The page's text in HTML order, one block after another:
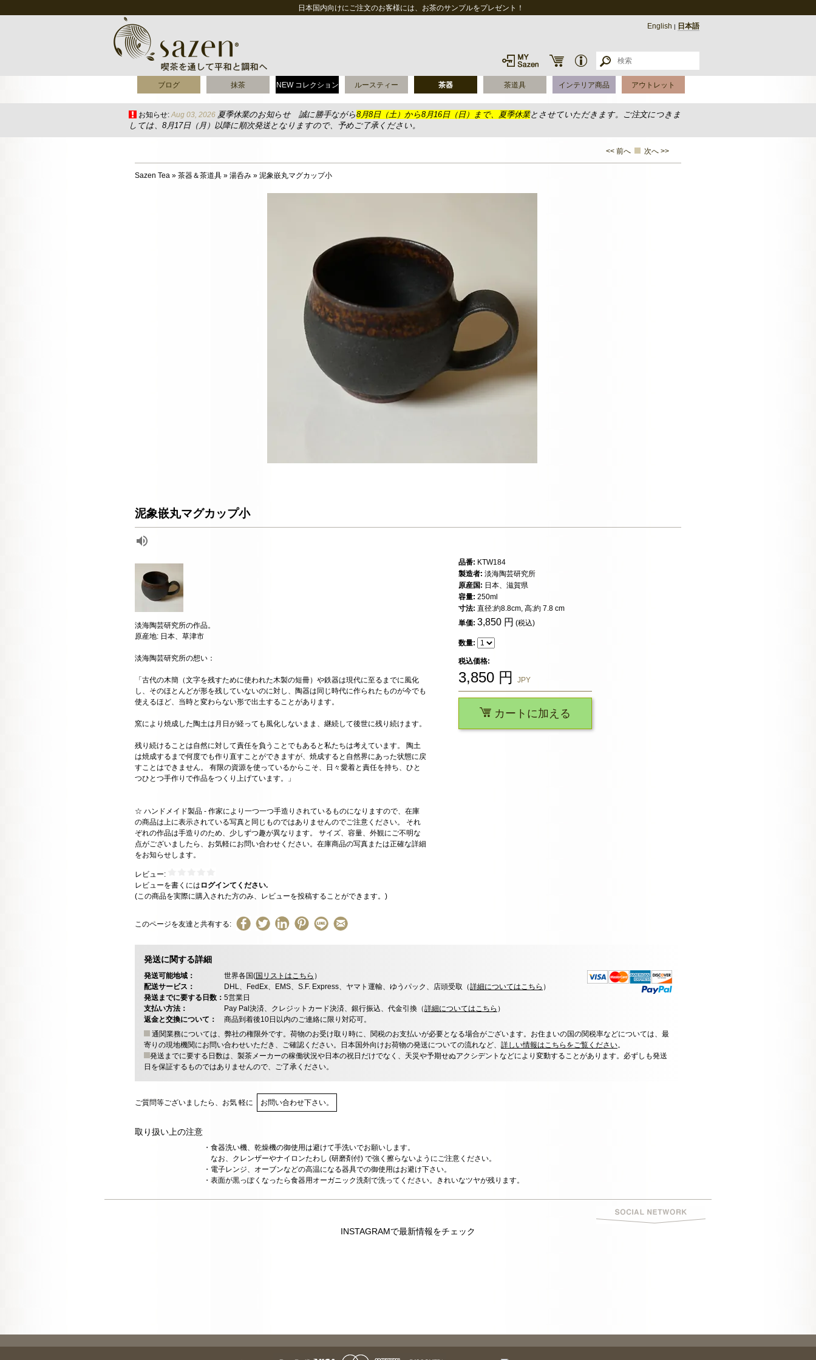
日本国内向けにご注文のお客様には、お茶のサンプルをプレゼント！
English | 日本語
ブログ 抹茶 NEW コレクション ルースティー 茶器 茶道具 インテリア商品 アウトレット
お知らせ: Aug 03, 2026 夏季休業のお知らせ 誠に勝手ながら8月8日（土）から8月16日（日）まで、夏季休業とさせていただきます。ご注文につきま
しては、8月17日（月）以降に順次発送となりますので、予めご了承ください。
<< 前へ 次へ >>
Sazen Tea » 茶器＆茶道具 » 湯呑み » 泥象嵌丸マグカップ小
泥象嵌丸マグカップ小
淡海陶芸研究所の作品。
原産地: 日本、草津市
淡海陶芸研究所の想い：
「古代の木簡（文字を残すために使われた木製の短冊）や鉄器は現代に至るまでに風化
し、そのほとんどが形を残していないのに対し、陶器は同じ時代に作られたものが今でも
使えるほど、当時と変わらない形で出土することがあります。
窯により焼成した陶土は月日が経っても風化しないまま、継続して後世に残り続けます。
残り続けることは自然に対して責任を負うことでもあると私たちは考えています。 陶土
は焼成するまで何度でも作り直すことができますが、焼成すると自然界にあった状態に戻
すことはできません。 有限の資源を使っているからこそ、日々愛着と責任を持ち、ひと
つひとつ手作りで作品をつくり上げています。」
☆ ハンドメイド製品 - 作家により一つ一つ手造りされているものになりますので、在庫
の商品は上に表示されている写真と同じものではありませんのでご注意ください。 それ
ぞれの作品は手造りのため、少しずつ趣が異なります。 サイズ、容量、外観にご不明な
点がございましたら、お気軽にお問い合わせください。在庫商品の写真または正確な詳細
をお知らせします。
レビュー:
レビューを書くには ログインてください.
(この商品を実際に購入された方のみ、レビューを投稿することができます。)
このページを友達と共有する:
品番: KTW184
製造者: 淡海陶芸研究所
原産国: 日本、滋賀県
容量: 250ml
寸法: 直径:約8.8cm, 高:約 7.8 cm
単価: 3,850 円 (税込)
数量:
税込価格:
3,850 円 JPY
カートに加える
発送に関する詳細
発送可能地域： 世界各国(国リストはこちら ）
配送サービス：
DHL、FedEx、EMS、S.F. Express、ヤマト運輸、ゆうパック、店頭受取（詳細についてはこちら ）
発送までに要する日数： 5営業日
支払い方法：
Pay Pal決済、クレジットカード決済、銀行振込、代金引換（詳細についてはこちら ）
返金と交換について：
商品到着後10日以内のご連絡に限り対応可。
通関業務については、弊社の権限外です。荷物のお受け取り時に、関税のお支払いが必要となる場合がございます。お住まいの国の関税率などについては、最
寄りの現地機関にお問い合わせいただき、ご確認ください。日本国外向けお荷物の発送についての流れなど、 詳しい情報はこちらをご覧ください。
発送までに要する日数は、製茶メーカーの稼働状況や日本の祝日だけでなく、天災や予期せぬアクシデントなどにより変動することがあります。必ずしも発送
日を保証するものではありませんので、ご了承ください。
ご質問等ございましたら、お気 軽に お問い合わせ下さい。
取り扱い上の注意
・食器洗い機、乾燥機の御使用は避けて手洗いでお願いします。
なお、クレンザーやナイロンたわし (研磨剤付) で強く擦らないようにご注意ください。
・電子レンジ、オーブンなどの高温になる器具での御使用はお避け下さい。
・表面が黒っぽくなったら食器用オーガニック洗剤で洗ってください。きれいなツヤが残ります。
INSTAGRAMで最新情報をチェック